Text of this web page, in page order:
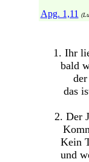
Apg. 1,11
1. Ihr
bald
das
2. Der
Kein
und